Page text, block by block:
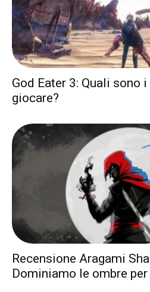
God Eater 3: Quali sono
giocare?
Recensione Aragami
Dominiamo le ombre